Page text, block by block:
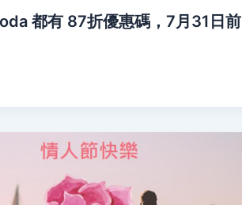
都有 87折優惠碼，7月31日前